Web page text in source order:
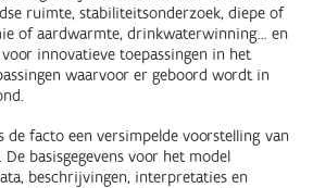
ruimte, stabiliteitsonderzoek, diepe of
of aardwarmte, drinkwaterwinning… en
innovatieve toepassingen in het
waarvoor er geboord wordt in
de facto een versimpelde voorstelling van
basisgegevens voor het model
beschrijvingen, interpretaties en